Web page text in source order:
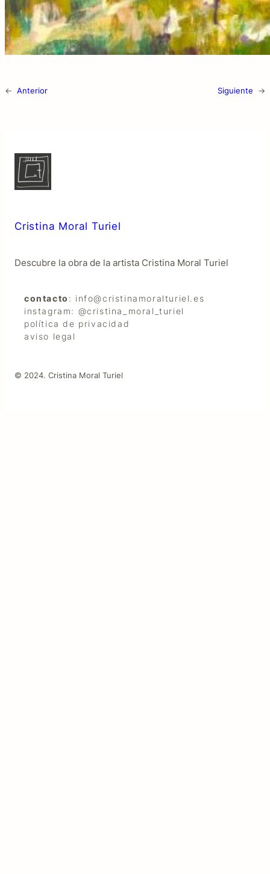
← Anterior Siguiente →
Cristina Moral Turiel
Descubre la obra de la artista Cristina Moral Turiel
contacto : info@cristinamoralturiel.es
instagram: @cristina_moral_turiel
política de privacidad
aviso legal
© 2024. Cristina Moral Turiel